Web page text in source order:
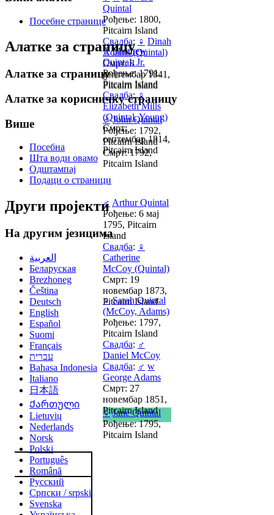
Quintal
Рођење: 1800,
Pitcairn Island
Свадба: ♀ Dinah
Adams (Quintal)
Смрт: 8
септембар 1841,
Pitcairn Island
♂ Matthew
Quintal, Jr.
Рођење: 1791,
Pitcairn Island
Свадба:♀
Elizabeth Mills
(Quintal, Young)
Смрт:
септембар 1814,
Pitcairn Island
♂ John Quintal
Рођење: 1792,
Pitcairn Island
Смрт: 1792,
Pitcairn Island
♂ Arthur Quintal
Рођење: 6 мај
1795, Pitcairn
Island
Свадба: ♀
Catherine
McCoy (Quintal)
Смрт: 19
новембар 1873,
Pitcairn Island
♀ Sarah Quintal
(McCoy, Adams)
Рођење: 1797,
Pitcairn Island
Свадба: ♂
Daniel McCoy
Свадба: ♂ w
George Adams
Смрт: 27
новембар 1851,
Pitcairn Island
♀ Jane Quintal
Рођење: 1795,
Pitcairn Island
Посебне странице
Алатке за страницу
Алатке за страницу
Алатке за корисничку страницу
Више
Посебна
Шта води овамо
Одштампај
Подаци о страници
Други пројекти
На другим језицима
العربية
Беларуская
Brezhoneg
Čeština
Deutsch
English
Español
Suomi
Français
עברית
Bahasa Indonesia
Italiano
日本語
Ქართული
Lietuvių
Nederlands
Norsk
Polski
Português
Română
Русский
Српски / srpski
Svenska